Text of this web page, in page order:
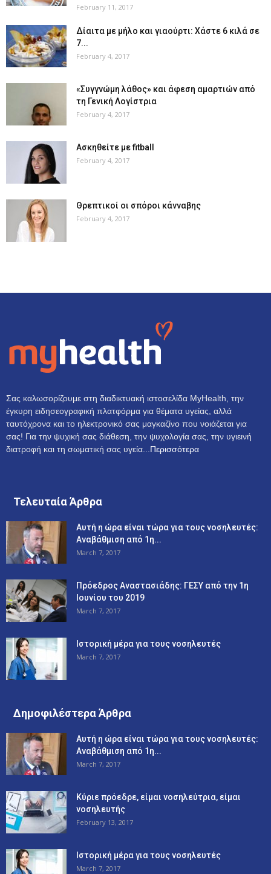
February 11, 2017
Δίαιτα με μήλο και γιαούρτι: Χάστε 6 κιλά σε
7...
February 4, 2017
«Συγγνώμη λάθος» και άφεση αμαρτιών από
τη Γενική Λογίστρια
February 4, 2017
Ασκηθείτε με fitball
February 4, 2017
Θρεπτικοί οι σπόροι κάνναβης
February 4, 2017
Σας καλωσορίζουμε στη διαδικτυακή ιστοσελίδα MyHealth, την
έγκυρη ειδησεογραφική πλατφόρμα για θέματα υγείας, αλλά
ταυτόχρονα και το ηλεκτρονικό σας μαγκαζίνο που νοιάζεται για
σας! Για την ψυχική σας διάθεση, την ψυχολογία σας, την υγιεινή
διατροφή και τη σωματική σας υγεία... Περισσότερα
Τελευταία Άρθρα
Αυτή η ώρα είναι τώρα για τους νοσηλευτές:
Αναβάθμιση από 1η...
March 7, 2017
Πρόεδρος Αναστασιάδης: ΓΕΣΥ από την 1η
Ιουνίου του 2019
March 7, 2017
Ιστορική μέρα για τους νοσηλευτές
March 7, 2017
Δημοφιλέστερα Άρθρα
Αυτή η ώρα είναι τώρα για τους νοσηλευτές:
Αναβάθμιση από 1η...
March 7, 2017
Κύριε πρόεδρε, είμαι νοσηλεύτρια, είμαι
νοσηλευτής
February 13, 2017
Ιστορική μέρα για τους νοσηλευτές
March 7, 2017